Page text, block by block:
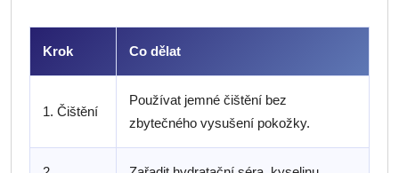
Krok Co dělat
1. Čištění
Používat jemné čištění bez
zbytečného vysušení pokožky.